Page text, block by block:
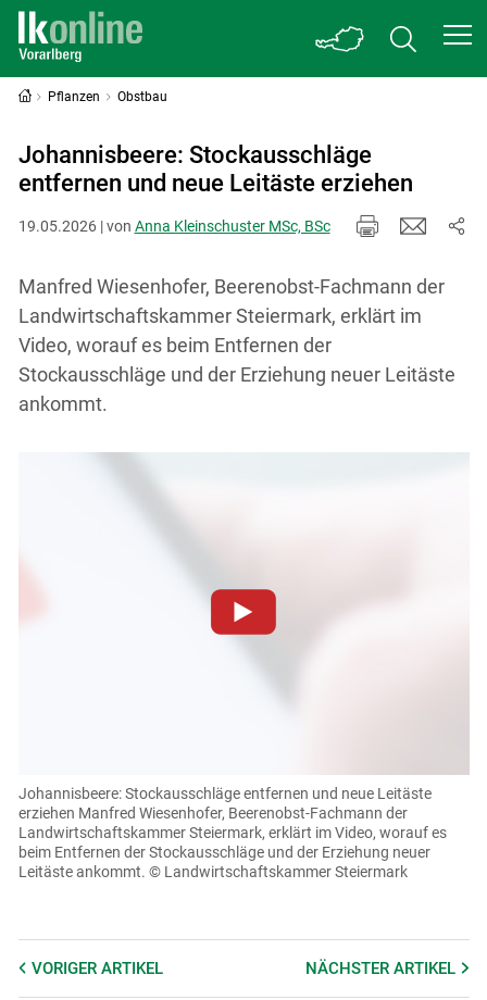
Pflanzen Obstbau
Johannisbeere: Stockausschläge
entfernen und neue Leitäste erziehen
19.05.2026 | von Anna Kleinschuster MSc, BSc
Manfred Wiesenhofer, Beerenobst-Fachmann der
Landwirtschaftskammer Steiermark, erklärt im
Video, worauf es beim Entfernen der
Stockausschläge und der Erziehung neuer Leitäste
ankommt.
einsehen und korrigieren
Akzeptieren
Cookies Einstellungen
Johannisbeere: Stockausschläge entfernen und neue Leitäste
erziehen Manfred Wiesenhofer, Beerenobst-Fachmann der
Landwirtschaftskammer Steiermark, erklärt im Video, worauf es
beim Entfernen der Stockausschläge und der Erziehung neuer
Leitäste ankommt. © Landwirtschaftskammer Steiermark
VORIGER ARTIKEL NÄCHSTERARTIKEL